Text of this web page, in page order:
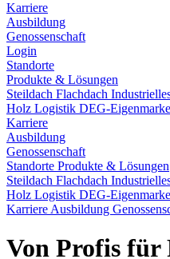
Karriere
Ausbildung
Genossenschaft
Login
Standorte
Produkte & Lösungen
Steildach Flachdach
Holz Logistik DEG-Eigenmarke
Karriere
Ausbildung
Genossenschaft
Standorte Produkte & Lösungen
Steildach Flachdach
Holz Logistik DEG-Eigenmarke
Karriere Ausbildung
Von Profis für